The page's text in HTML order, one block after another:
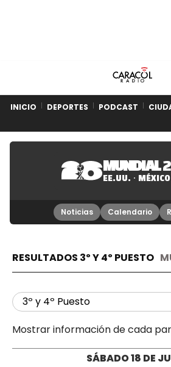
INICIO DEPORTES PODCAST
MUNDIAL
EE.UU. MÉXICO
Noticias Calendario
RESULTADOS 3º Y 4º PUESTO
3º y 4º Puesto
Mostrar información de cada
SÁBADO 18 DE